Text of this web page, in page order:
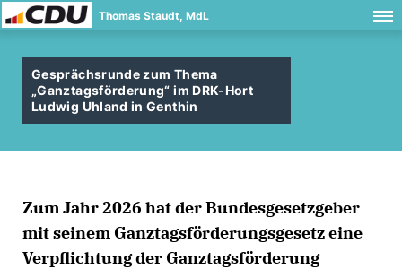
Thomas Staudt, MdL
Gesprächsrunde zum Thema
Ganztagsförderung“ im DRK-Hort
Ludwig Uhland in Genthin
Zum Jahr 2026 hat der Bundesgesetzgeber
mit seinem Ganztagsförderungsgesetz eine
Verpflichtung der Ganztagsförderung